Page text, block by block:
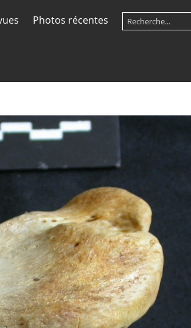
Photos récentes